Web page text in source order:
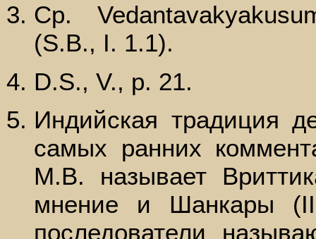
Ср.
(S.В., I. 1.1).
D.S., V., р. 21.
Индийская традиция
самых ранних
М.В. называет
мнение и Шанкары
последователи